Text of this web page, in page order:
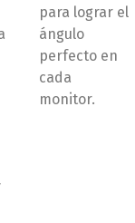
para lograr el
ángulo
perfecto en
cada
monitor.